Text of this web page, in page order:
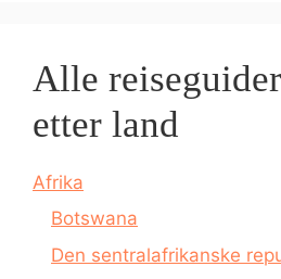
Alle
etter land
Afrika
Botswana
Den sentralafrikanske